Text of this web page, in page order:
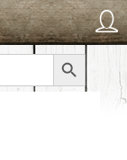
Search Button